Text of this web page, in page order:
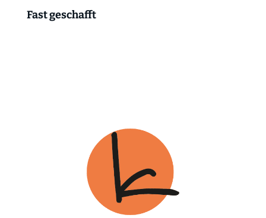
Fast geschafft